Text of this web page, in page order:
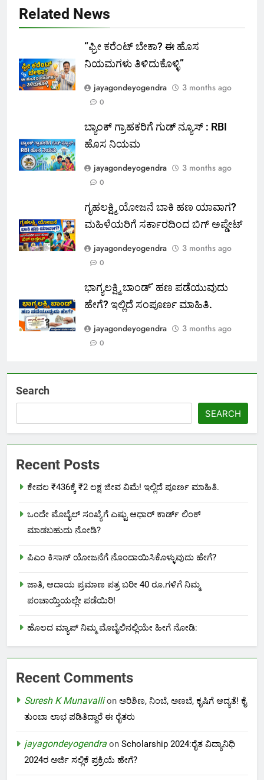
Related News
“ಫ್ರೀ ಕರೆಂಟ್‌ ಬೇಕಾ? ಈ ಹೊಸ
ನಿಯಮಗಳು ತಿಳಿದುಕೊಳ್ಳಿ”
jayagondeyogendra
3 months ago
0
ಬ್ಯಾಂಕ್ ಗ್ರಾಹಕರಿಗೆ ಗುಡ್ ನ್ಯೂಸ್ : RBI
ಹೊಸ ನಿಯಮ
jayagondeyogendra
3 months ago
0
ಗೃಹಲಕ್ಷ್ಮಿ ಯೋಜನೆ ಬಾಕಿ ಹಣ ಯಾವಾಗ?
ಮಹಿಳೆಯರಿಗೆ ಸರ್ಕಾರದಿಂದ ಬಿಗ್ ಅಪ್ಡೇಟ್
jayagondeyogendra
3 months ago
0
ಭಾಗ್ಯಲಕ್ಷ್ಮಿ ಬಾಂಡ್’ ಹಣ ಪಡೆಯುವುದು
ಹೇಗೆ? ಇಲ್ಲಿದೆ ಸಂಪೂರ್ಣ ಮಾಹಿತಿ.
jayagondeyogendra
3 months ago
0
Search
SEARCH
Recent Posts
ಕೇವಲ ₹436ಕ್ಕೆ ₹2 ಲಕ್ಷ ಜೀವ ವಿಮೆ! ಇಲ್ಲಿದೆ ಪೂರ್ಣ ಮಾಹಿತಿ.
ಒಂದೇ ಮೊಬೈಲ್ ಸಂಖ್ಯೆಗೆ ಎಷ್ಟು ಆಧಾರ್ ಕಾರ್ಡ್ ಲಿಂಕ್
ಮಾಡಬಹುದು ನೋಡಿ?
ಪಿಎಂ ಕಿಸಾನ್ ಯೋಜನೆಗೆ ನೊಂದಾಯಿಸಿಕೊಳ್ಳುವುದು ಹೇಗೆ?
ಜಾತಿ, ಆದಾಯ ಪ್ರಮಾಣ ಪತ್ರ ಬರೀ 40 ರೂ.ಗಳಿಗೆ ನಿಮ್ಮ
ಪಂಚಾಯ್ತಿಯಲ್ಲೇ ಪಡೆಯಿರಿ!
ಹೊಲದ ಮ್ಯಾಪ್ ನಿಮ್ಮ ಮೊಬೈಲಿನಲ್ಲಿಯೇ ಹೀಗೆ ನೋಡಿ:
Recent Comments
Suresh K Munavallion ಅರಿಶಿಣ, ನಿಂಬೆ, ಅಣಬೆ, ಕೃಷಿಗೆ ಆದ್ಯತೆ! ಕೈ
ತುಂಬಾ ಲಾಭ ಪಡಿತಿದ್ದಾರೆ ಈ ರೈತರು
jayagondeyogendra on Scholarship 2024:ರೈತ ವಿದ್ಯಾನಿಧಿ
2024ರ ಅರ್ಜಿ ಸಲ್ಲಿಕೆ ಪ್ರಕ್ರಿಯೆ ಹೇಗೆ?